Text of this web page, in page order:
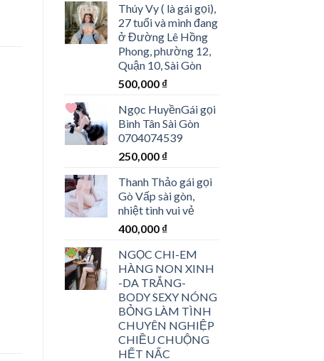
Thúy Vy ( là gái gọi),
27 tuổi và mình đang
ở Đường Lê Hồng
Phong, phường 12,
Quận 10, Sài Gòn
500,000 ₫
Ngọc HuyềnGái gọi
Bình Tân Sài Gòn
0704074539
250,000 ₫
Thanh Thảo gái gọi
Gò Vấp sài gòn,
nhiệt tình vui vẻ
400,000 ₫
NGỌC CHI-EM
HÀNG NON XINH
-DA TRẮNG-
BODY SEXY NÓNG
BỎNG LÀM TÌNH
CHUYÊN NGHIỆP
CHIỀU CHUỘNG
HẾT NẤC